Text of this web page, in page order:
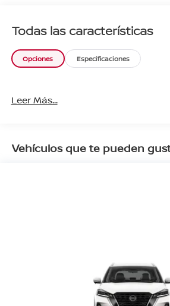
Todas las características
Opciones Especificaciones
Leer Más...
Vehículos que te pueden